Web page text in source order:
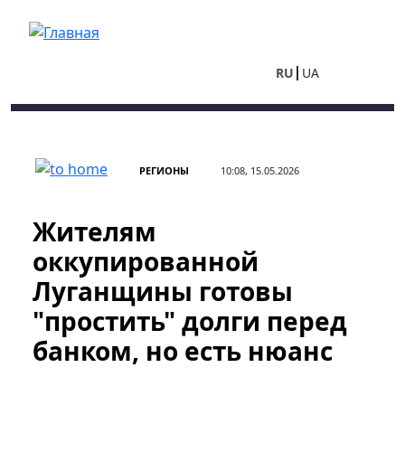
RU UA
РЕГИОНЫ 10:08, 15.05.2026
Жителям
оккупированной
Луганщины готовы
"простить" долги перед
банком, но есть нюанс